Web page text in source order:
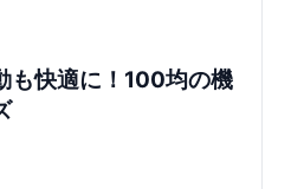
も快適に！100均の機